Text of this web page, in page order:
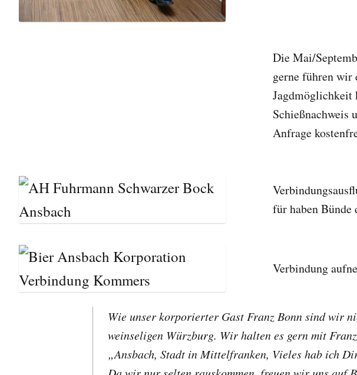
Die Mai/
gerne führen wir
Jagdmöglichkeit
Schießnachweis
Anfrage
für haben Bünde
Verbindung
Wie unser korporierter Gast Franz Bonn sind wir
weinseligen Würzburg. Wir halten es gern mit
„Ansbach, Stadt in Mittelfranken, Vieles hab ich